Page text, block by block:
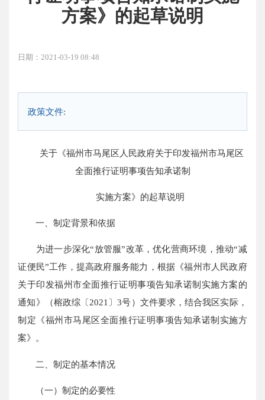
方案》的起草说明
日期：2021-03-19 08:48
政策文件:
关于《福州市马尾区人民政府关于印发福州市马尾区
全面推行证明事项告知承诺制
实施方案》的起草说明
一、制定背景和依据
为进一步深化“放管服”改革，优化营商环境，推动“减
证便民”工作，提高政府服务能力，根据《福州市人民政府
关于印发福州市全面推行证明事项告知承诺制实施方案的
通知》（榕政综〔2021〕3号）文件要求，结合我区实际，
制定《福州市马尾区全面推行证明事项告知承诺制实施方
案》。
二、制定的基本情况
（一）制定的必要性